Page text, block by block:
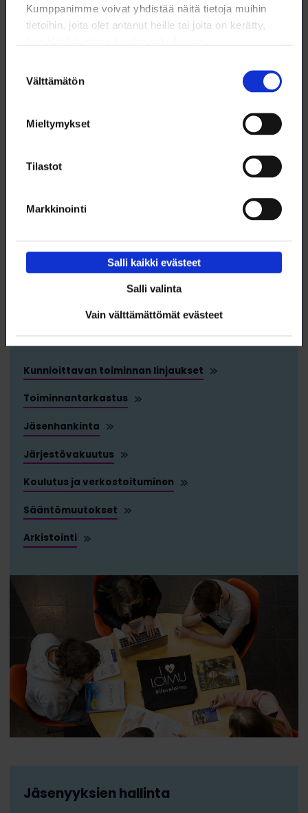
Kumppanimme voivat yhdistää näitä tietoja muihin
tietoihin, joita olet antanut heille tai joita on kerätty,
valinta
Välttämätön
Mieltymykset
Tilastot
Markkinointi
Salli kaikki evästeet
Salli valinta
Vain välttämättömät evästeet
Loimu-tuotteet jäsenyhdistyksille
Järjestötoiminta
Ohjeita ja vinkkejä tehokkaaseen
Kunnioittavan toiminnan linjaukset
Toiminnantarkastus
Jäsenhankinta
Järjestövakuutus
Koulutus ja verkostoituminen
Sääntömuutokset
Arkistointi
Jäsenyyksien hallinta